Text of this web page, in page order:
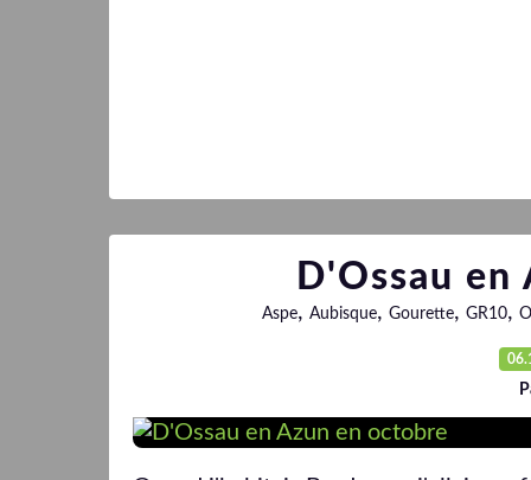
D'Ossau
Aspe, Aubisque, Gourette, GR10,